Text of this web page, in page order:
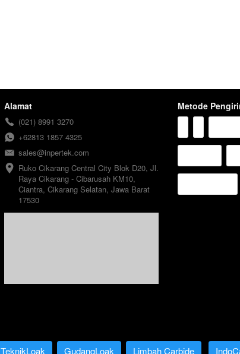
Alamat
(021) 8991 3270
+62813 1857 4325
sales@inpertek.com
Ruko Cikarang Central City Blok D20, Jl.
Raya Cikarang - Cibarusah KM10,
Ciantra, Cikarang Selatan, Jawa Barat
17530
Metode
TeknikLoak GudangLoak Limbah Carbide